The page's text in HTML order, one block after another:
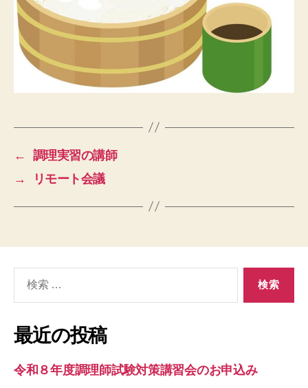
←
調理実習の講師
→
リモート会議
象:
最近の投稿
令和８年度調理師試験対策講習会のお申込み